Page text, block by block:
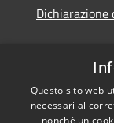
Dichiarazione
Questo sito web
necessari al
nonché un